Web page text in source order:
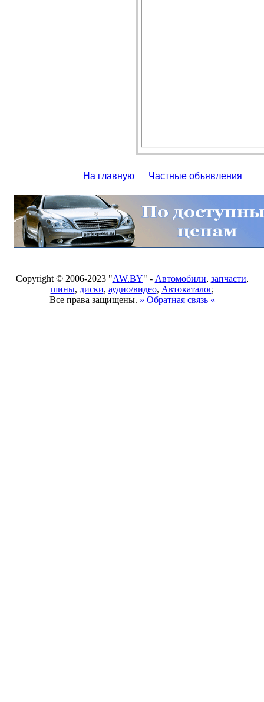
На главную Частные объявления
Copyright © 2006-2023 "AW.BY" - Автомобили, запчасти,
шины, диски, аудио/видео, Автокаталог,
Все права защищены. » Обратная связь «